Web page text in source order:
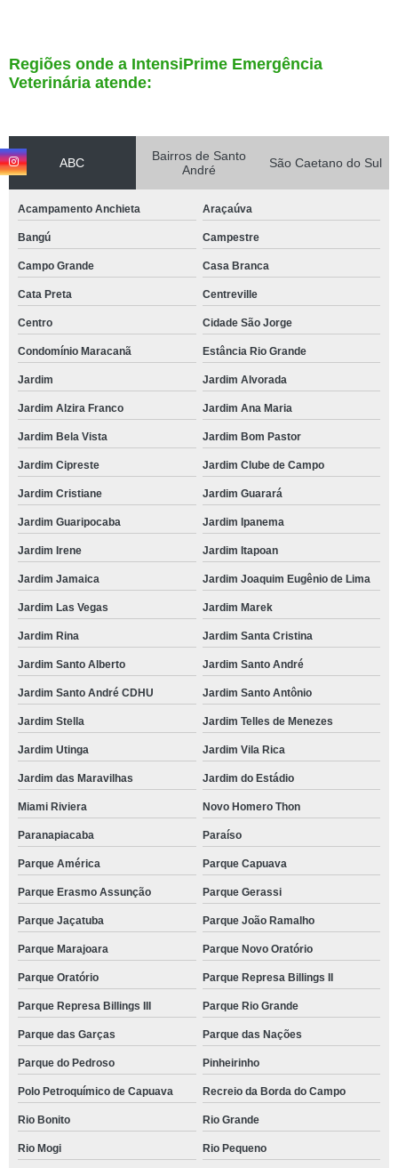
Regiões onde a IntensiPrime Emergência
Veterinária atende:
ABC
Bairros de Santo
André
São Caetano do Sul
Acampamento Anchieta Araçaúva
Bangú Campestre
Campo Grande Casa Branca
Cata Preta Centreville
Centro Cidade São Jorge
Condomínio Maracanã Estância Rio Grande
Jardim Jardim Alvorada
Jardim Alzira Franco Jardim Ana Maria
Jardim Bela Vista Jardim Bom Pastor
Jardim Cipreste Jardim Clube de Campo
Jardim Cristiane Jardim Guarará
Jardim Guaripocaba Jardim Ipanema
Jardim Irene Jardim Itapoan
Jardim Jamaica Jardim Joaquim Eugênio de Lima
Jardim Las Vegas Jardim Marek
Jardim Rina Jardim Santa Cristina
Jardim Santo Alberto Jardim Santo André
Jardim Santo André CDHU Jardim Santo Antônio
Jardim Stella Jardim Telles de Menezes
Jardim Utinga Jardim Vila Rica
Jardim das Maravilhas Jardim do Estádio
Miami Riviera Novo Homero Thon
Paranapiacaba Paraíso
Parque América Parque Capuava
Parque Erasmo Assunção Parque Gerassi
Parque Jaçatuba Parque João Ramalho
Parque Marajoara Parque Novo Oratório
Parque Oratório Parque Represa Billings II
Parque Represa Billings III Parque Rio Grande
Parque das Garças Parque das Nações
Parque do Pedroso Pinheirinho
Polo Petroquímico de Capuava Recreio da Borda do Campo
Rio Bonito Rio Grande
Rio Mogi Rio Pequeno